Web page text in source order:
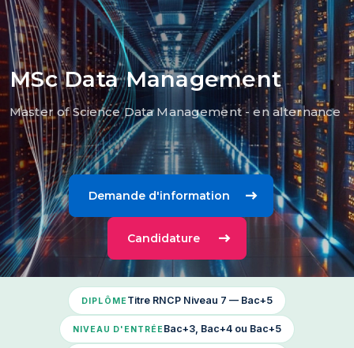
Fil d'Ariane
MSc Data Management
Master of Science Data Management - en alternance
Demande d'information
Candidature
DIPLÔME Titre RNCP Niveau 7 — Bac+5
NIVEAU D'ENTRÉE Bac+3, Bac+4 ou Bac+5